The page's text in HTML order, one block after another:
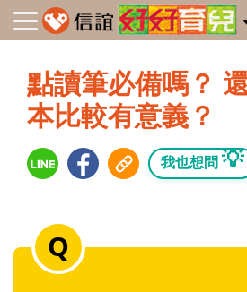
點讀筆必備嗎？
本比較有意義？
我也想問 💡